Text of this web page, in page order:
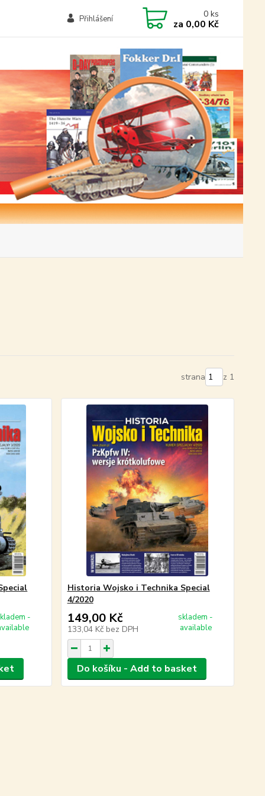
Přihlášení 0 ks
za 0,00 Kč
strana z 1
-
Historia Wojsko i Technika Special
4/2020
149,00 Kč
133,04 Kč bez DPH
skladem -
available
Do košíku - Add to basket